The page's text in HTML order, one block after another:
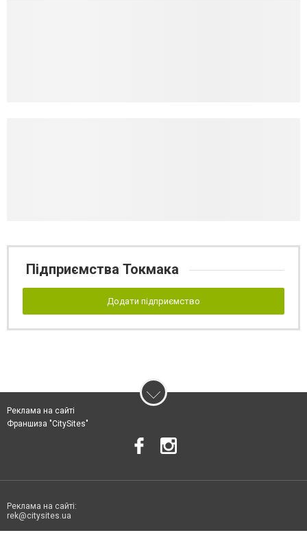
Підприємства Токмака
Додати підприємство
Реклама на сайті
Франшиза "CitySites"
Реклама на сайті:
rek@citysites.ua